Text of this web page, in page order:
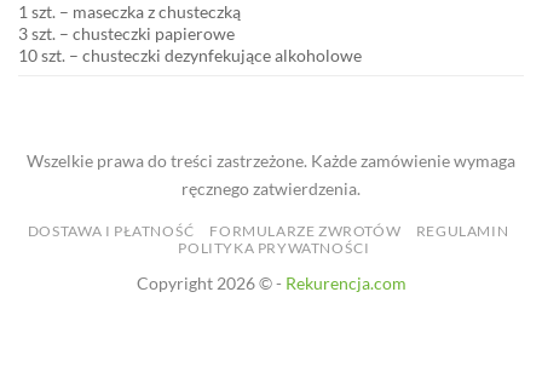
1 szt. – maseczka z chusteczką
3 szt. – chusteczki papierowe
10 szt. – chusteczki dezynfekujące alkoholowe
Wszelkie prawa do treści zastrzeżone. Każde zamówienie wymaga
ręcznego zatwierdzenia.
DOSTAWA I PŁATNOŚĆ FORMULARZE ZWROTÓW
REGULAMIN
POLITYKA PRYWATNOŚCI
Copyright 2026 © - Rekurencja.com